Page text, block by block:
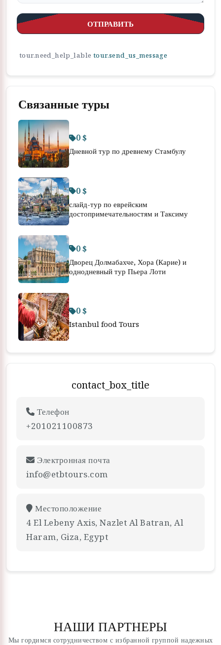
ОТПРАВИТЬ
tour.need_help_lable tour.send_us_message
Связанные туры
0 $
Дневной тур по древнему Стамбулу
0 $
слайд-тур по еврейским
достопримечательностям и Таксиму
0 $
Дворец Долмабахче, Хора (Карие) и
однодневный тур Пьера Лоти
0 $
Istanbul food Tours
contact_box_title
Телефон
+201021100873
Электронная почта
info@etbtours.com
Местоположение
4 El Lebeny Axis, Nazlet Al Batran, Al
Haram, Giza, Egypt
НАШИ ПАРТНЕРЫ
Мы гордимся сотрудничеством с избранной группой надежных